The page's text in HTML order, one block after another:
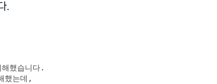
했습니다.
는데,